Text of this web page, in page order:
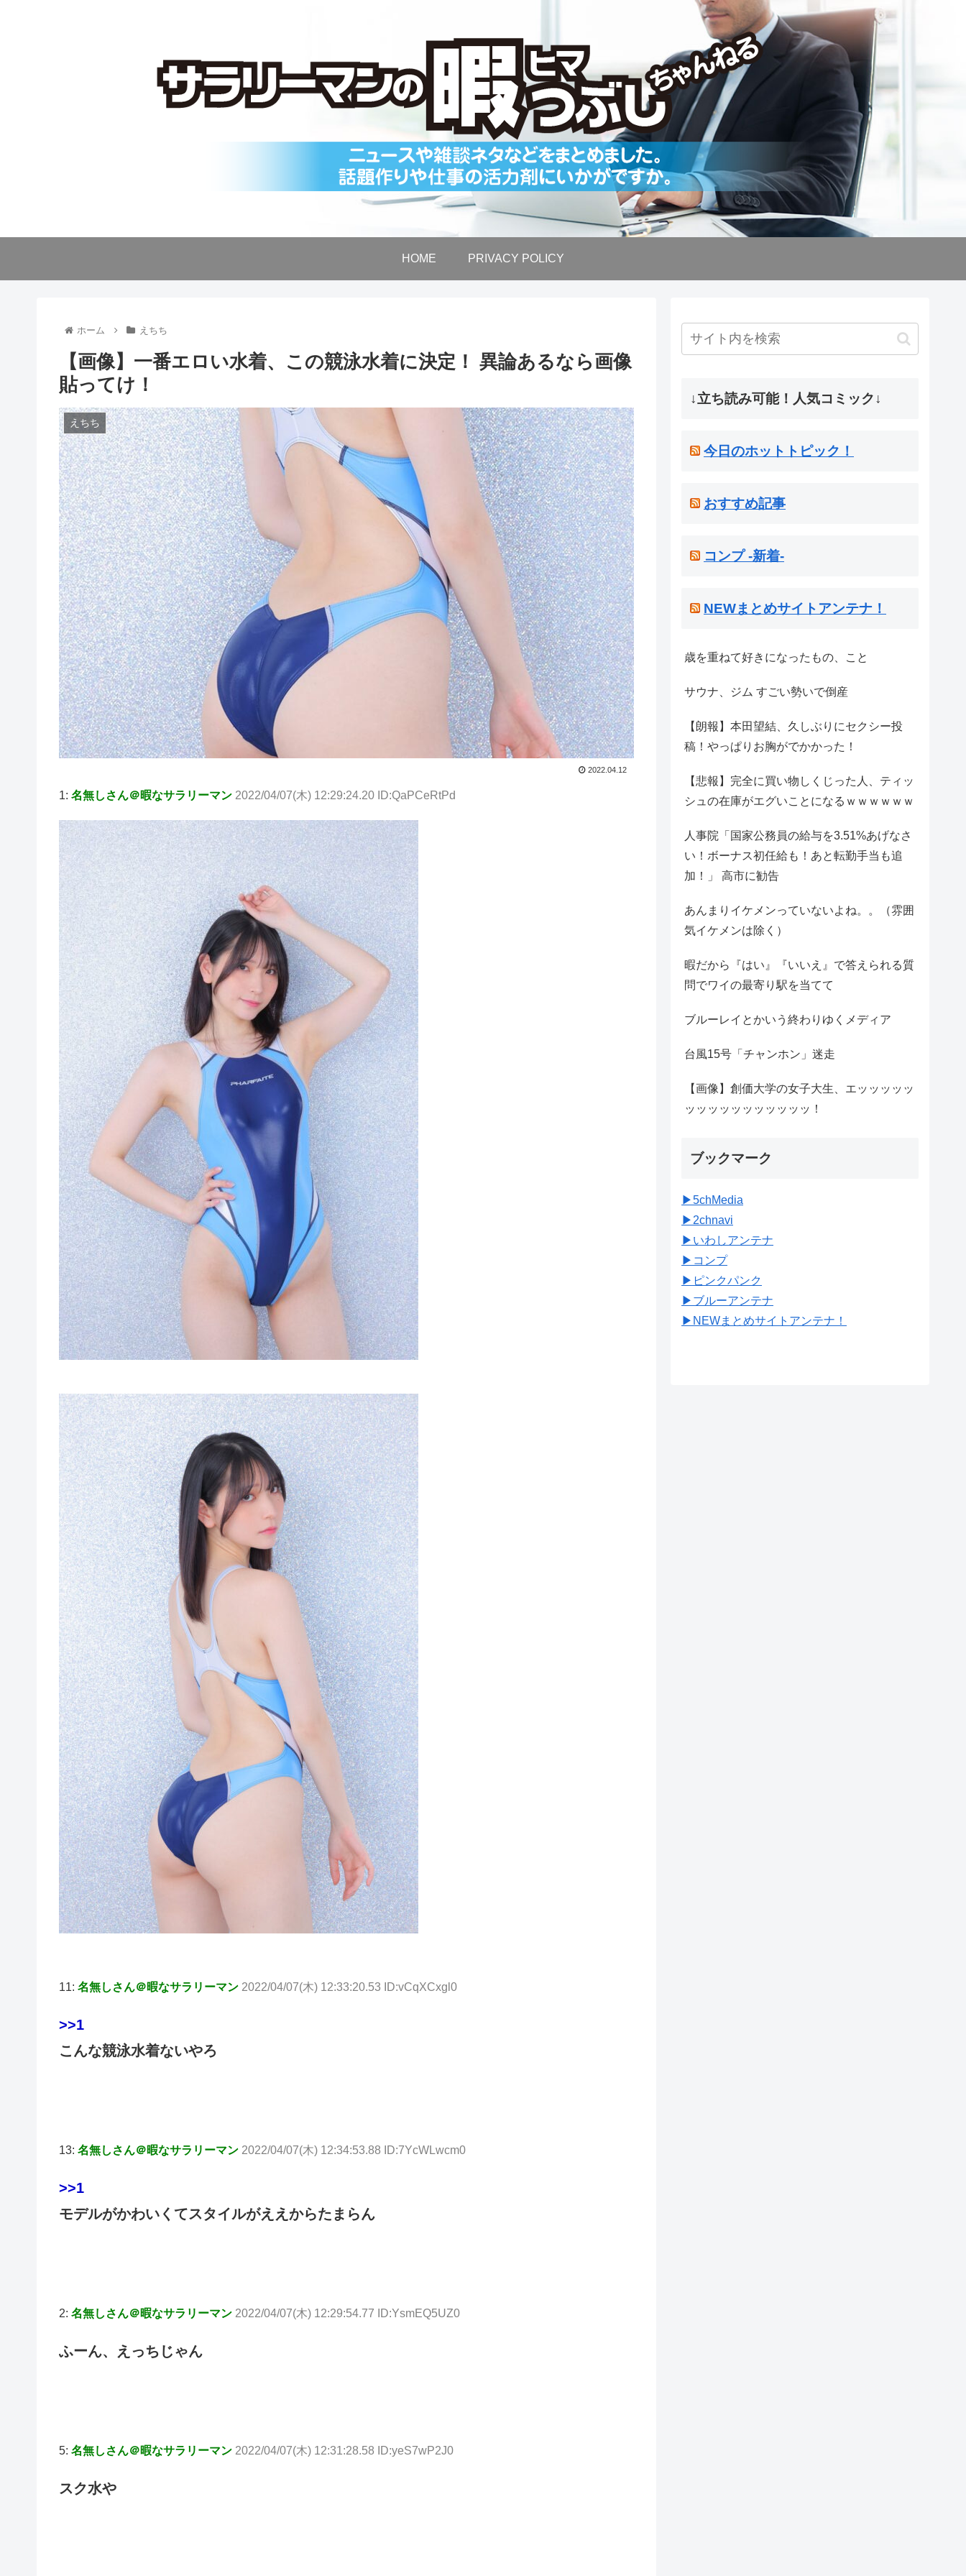
HOME PRIVACY POLICY
ホーム えちち
【画像】一番エロい水着、この競泳水着に決定！ 異論あるなら画像
貼ってけ！
えちち
2022.04.12
1: 名無しさん＠暇なサラリーマン 2022/04/07(木) 12:29:24.20 ID:QaPCeRtPd
11: 名無しさん＠暇なサラリーマン 2022/04/07(木) 12:33:20.53 ID:vCqXCxgl0
>>1
こんな競泳水着ないやろ
13: 名無しさん＠暇なサラリーマン 2022/04/07(木) 12:34:53.88 ID:7YcWLwcm0
>>1
モデルがかわいくてスタイルがええからたまらん
2: 名無しさん＠暇なサラリーマン 2022/04/07(木) 12:29:54.77 ID:YsmEQ5UZ0
ふーん、えっちじゃん
5: 名無しさん＠暇なサラリーマン 2022/04/07(木) 12:31:28.58 ID:yeS7wP2J0
スク水や
↓立ち読み可能！人気コミック↓
今日のホットトピック！
おすすめ記事
コンプ -新着-
NEWまとめサイトアンテナ！
歳を重ねて好きになったもの、こと
サウナ、ジム すごい勢いで倒産
【朗報】本田望結、久しぶりにセクシー投
稿！やっぱりお胸がでかかった！
【悲報】完全に買い物しくじった人、ティッ
シュの在庫がエグいことになるｗｗｗｗｗｗ
人事院「国家公務員の給与を3.51%あげなさ
い！ボーナス初任給も！あと転勤手当も追
加！」 高市に勧告
あんまりイケメンっていないよね。。（雰囲
気イケメンは除く）
暇だから『はい』『いいえ』で答えられる質
問でワイの最寄り駅を当てて
ブルーレイとかいう終わりゆくメディア
台風15号「チャンホン」迷走
【画像】創価大学の女子大生、エッッッッッ
ッッッッッッッッッッッ！
ブックマーク
▶︎5chMedia
▶︎2chnavi
▶︎いわしアンテナ
▶︎コンプ
▶︎ピンクパンク
▶︎ブルーアンテナ
▶︎NEWまとめサイトアンテナ！